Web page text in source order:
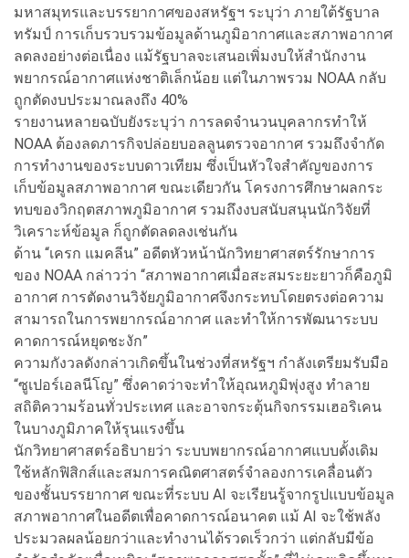
มหาสมุทรและบรรยากาศของสหรัฐฯ ระบุว่า ภายใต้รัฐบาล
ทรัมป์ การเก็บรวบรวมข้อมูลด้านภูมิอากาศและสภาพอากาศ
ลดลงอย่างต่อเนื่อง แม้รัฐบาลจะเสนอเพิ่มงบให้สำนักงาน
พยากรณ์อากาศแห่งชาติเล็กน้อย แต่ในภาพรวม NOAA กลับ
ถูกตัดงบประมาณลงถึง 40%
รายงานหลายฉบับยังระบุว่า การลดจำนวนบุคลากรทำให้
NOAA ต้องลดภารกิจปล่อยบอลลูนตรวจอากาศ รวมถึงจำกัด
การทำงานของระบบดาวเทียม ซึ่งเป็นหัวใจสำคัญของการ
เก็บข้อมูลสภาพอากาศ ขณะเดียวกัน โครงการศึกษาผลกระ
ทบของวิกฤตสภาพภูมิอากาศ รวมถึงงบสนับสนุนนักวิจัยที่
วิเคราะห์ข้อมูล ก็ถูกตัดลดลงเช่นกัน
ด้าน “เครก แมคลีน” อดีตหัวหน้านักวิทยาศาสตร์รักษาการ
ของ NOAA กล่าวว่า “สภาพอากาศเมื่อสะสมระยะยาวก็คือภูมิ
อากาศ การตัดงานวิจัยภูมิอากาศจึงกระทบโดยตรงต่อความ
สามารถในการพยากรณ์อากาศ และทำให้การพัฒนาระบบ
คาดการณ์หยุดชะงัก”
ความกังวลดังกล่าวเกิดขึ้นในช่วงที่สหรัฐฯ กำลังเตรียมรับมือ
“ซูเปอร์เอลนีโญ” ซึ่งคาดว่าจะทำให้อุณหภูมิพุ่งสูง ทำลาย
สถิติความร้อนทั่วประเทศ และอาจกระตุ้นกิจกรรมเฮอริเคน
ในบางภูมิภาคให้รุนแรงขึ้น
นักวิทยาศาสตร์อธิบายว่า ระบบพยากรณ์อากาศแบบดั้งเดิม
ใช้หลักฟิสิกส์และสมการคณิตศาสตร์จำลองการเคลื่อนตัว
ของชั้นบรรยากาศ ขณะที่ระบบ AI จะเรียนรู้จากรูปแบบข้อมูล
สภาพอากาศในอดีตเพื่อคาดการณ์อนาคต แม้ AI จะใช้พลัง
ประมวลผลน้อยกว่าและทำงานได้รวดเร็วกว่า แต่กลับมีข้อ